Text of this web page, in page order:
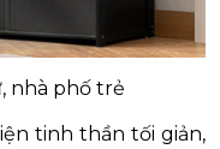
nhà phố trẻ
tinh thần tối giản,